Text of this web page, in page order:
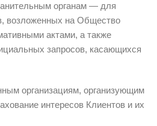
органам — для
возложенных на Общество
актами, а также
запросов, касающихся
организациям, организующим
интересов Клиентов и их